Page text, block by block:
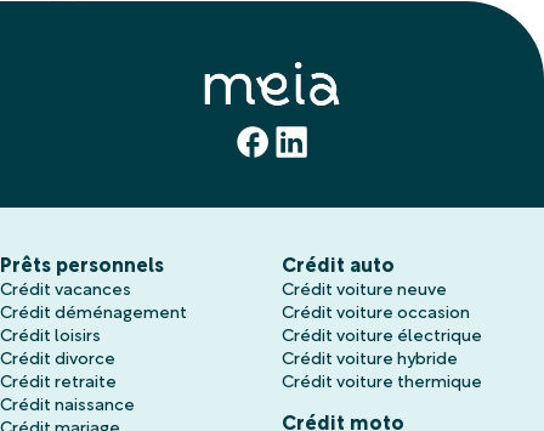
Prêts personnels
Crédit vacances
Crédit déménagement
Crédit loisirs
Crédit divorce
Crédit retraite
Crédit naissance
Crédit auto
Crédit voiture neuve
Crédit voiture occasion
Crédit voiture électrique
Crédit voiture hybride
Crédit voiture thermique
Crédit moto